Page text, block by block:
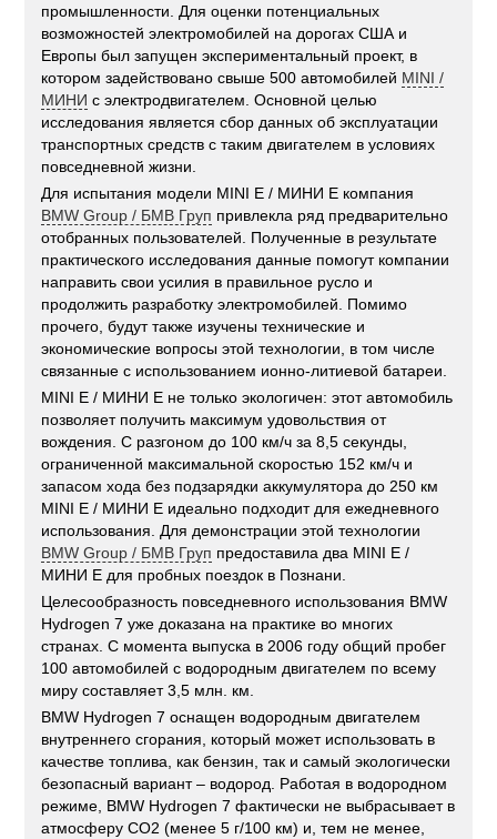
промышленности. Для оценки потенциальных
возможностей электромобилей на дорогах США и
Европы был запущен экспериментальный проект, в
котором задействовано свыше 500 автомобилей MINI /
МИНИ с электродвигателем. Основной целью
исследования является сбор данных об эксплуатации
транспортных средств с таким двигателем в условиях
повседневной жизни.
Для испытания модели MINI E / МИНИ E компания
BMW Group / БМВ Груп привлекла ряд предварительно
отобранных пользователей. Полученные в результате
практического исследования данные помогут компании
направить свои усилия в правильное русло и
продолжить разработку электромобилей. Помимо
прочего, будут также изучены технические и
экономические вопросы этой технологии, в том числе
связанные с использованием ионно-литиевой батареи.
MINI E / МИНИ E не только экологичен: этот автомобиль
позволяет получить максимум удовольствия от
вождения. С разгоном до 100 км/ч за 8,5 секунды,
ограниченной максимальной скоростью 152 км/ч и
запасом хода без подзарядки аккумулятора до 250 км
MINI E / МИНИ E идеально подходит для ежедневного
использования. Для демонстрации этой технологии
BMW Group / БМВ Груп предоставила два MINI E /
МИНИ E для пробных поездок в Познани.
Целесообразность повседневного использования BMW
Hydrogen 7 уже доказана на практике во многих
странах. С момента выпуска в 2006 году общий пробег
100 автомобилей с водородным двигателем по всему
миру составляет 3,5 млн. км.
BMW Hydrogen 7 оснащен водородным двигателем
внутреннего сгорания, который может использовать в
качестве топлива, как бензин, так и самый экологически
безопасный вариант – водород. Работая в водородном
режиме, BMW Hydrogen 7 фактически не выбрасывает в
атмосферу CO2 (менее 5 г/100 км) и, тем не менее,